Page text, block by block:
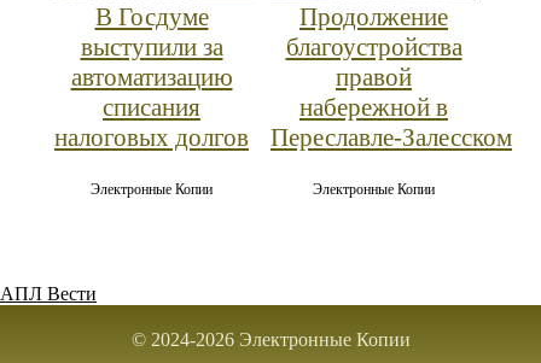
В Госдуме
выступили за
автоматизацию
списания
налоговых долгов
Электронные Копии
Продолжение
благоустройства
правой
набережной в
Переславле‑Залесском
Электронные Копии
АПЛ Вести
© 2024-2026 Электронные Копии